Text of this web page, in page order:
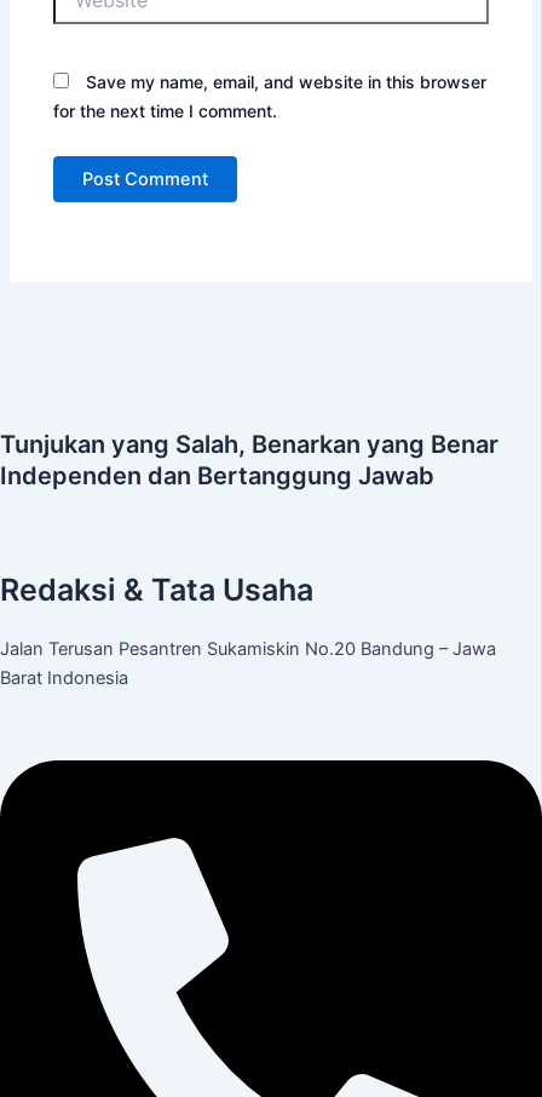
Save my name, email, and website in this browser
for the next time I comment.
Tunjukan yang Salah, Benarkan yang Benar
Independen dan Bertanggung Jawab
Redaksi & Tata Usaha
Jalan Terusan Pesantren Sukamiskin No.20 Bandung – Jawa
Barat Indonesia